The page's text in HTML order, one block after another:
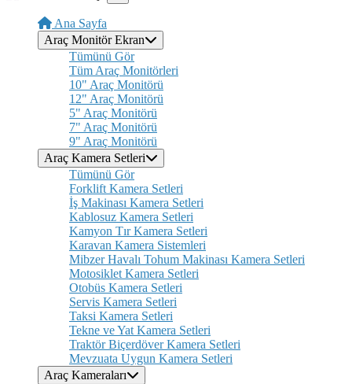
Ana Sayfa
Araç Monitör Ekran
Tümünü Gör
Tüm Araç Monitörleri
10" Araç Monitörü
12" Araç Monitörü
5" Araç Monitörü
7" Araç Monitörü
9" Araç Monitörü
Araç Kamera Setleri
Tümünü Gör
Forklift Kamera Setleri
İş Makinası Kamera Setleri
Kablosuz Kamera Setleri
Kamyon Tır Kamera Setleri
Karavan Kamera Sistemleri
Mibzer Havalı Tohum Makinası Kamera Setleri
Motosiklet Kamera Setleri
Otobüs Kamera Setleri
Servis Kamera Setleri
Taksi Kamera Setleri
Tekne ve Yat Kamera Setleri
Traktör Biçerdöver Kamera Setleri
Mevzuata Uygun Kamera Setleri
Araç Kameraları